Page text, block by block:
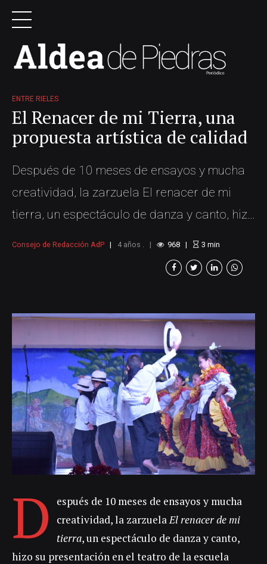
ENTRE RIELES
El Renacer de mi Tierra, una
propuesta artística de calidad
Después de 10 meses de ensayos y mucha
creatividad, la zarzuela El renacer de mi
tierra, un espectáculo de danza y canto, hizo
Alicia Díez, en el municipio de Fredonia. Allí,
en medio de las luces y el color de la
adultos brillaron por su talento y
versatilidad sobre el escenario. Este
proyecto fue posible gracias a la Fundación
Prolírica...
Consejo de Redacción AdP 4 años . 968 3 min
D
espués de 10 meses de ensayos y mucha
creatividad, la zarzuela El renacer de mi
tierra, un espectáculo de danza y canto,
hizo su presentación en el teatro de la escuela